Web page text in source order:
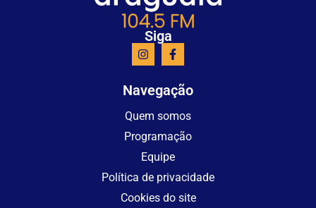
Siga
Navegação
Quem somos
Programação
Equipe
Política de privacidade
Cookies do site